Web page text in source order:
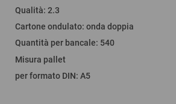
Qualità: 2.3
Cartone ondulato: onda doppia
Quantità per bancale: 540
Misura pallet
per formato DIN: A5